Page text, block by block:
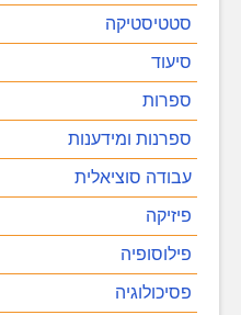
סטטיסטיקה
סיעוד
ספרות
ספרנות ומידענות
עבודה סוציאלית
פיזיקה
פילוסופיה
פסיכולוגיה